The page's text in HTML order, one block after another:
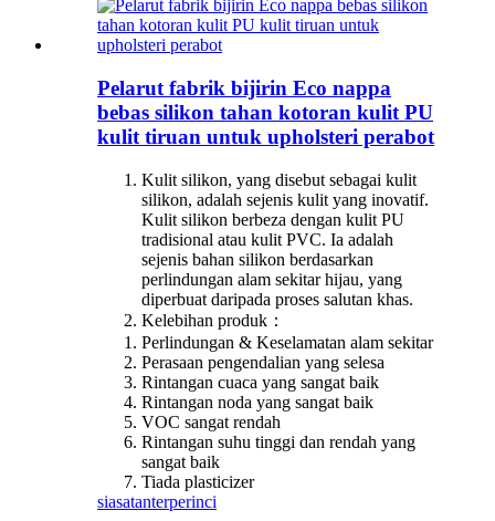
Pelarut fabrik bijirin Eco nappa
bebas silikon tahan kotoran kulit PU
kulit tiruan untuk upholsteri perabot
Kulit silikon, yang disebut sebagai kulit
silikon, adalah sejenis kulit yang inovatif.
Kulit silikon berbeza dengan kulit PU
tradisional atau kulit PVC. Ia adalah
sejenis bahan silikon berdasarkan
perlindungan alam sekitar hijau, yang
diperbuat daripada proses salutan khas.
Kelebihan produk：
Perlindungan & Keselamatan alam sekitar
Perasaan pengendalian yang selesa
Rintangan cuaca yang sangat baik
Rintangan noda yang sangat baik
VOC sangat rendah
Rintangan suhu tinggi dan rendah yang
sangat baik
Tiada plasticizer
siasatanterperinci